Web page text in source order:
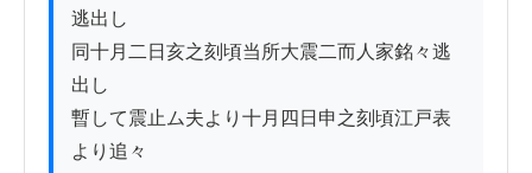
逃出し
同十月二日亥之刻頃当所大震二而人家銘々逃
出し
暫して震止ム夫より十月四日申之刻頃江戸表
より追々